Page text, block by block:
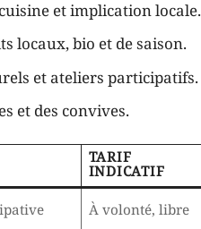
et implication locale.
locaux, bio et de saison.
et ateliers participatifs.
et des convives.
TARIF
INDICATIF
À volonté, libre